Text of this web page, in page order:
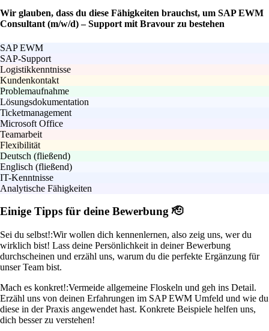
Wir glauben, dass du diese Fähigkeiten brauchst, um SAP EWM
Consultant (m/w/d) – Support mit Bravour zu bestehen
SAP EWM
SAP-Support
Logistikkenntnisse
Kundenkontakt
Problemaufnahme
Lösungsdokumentation
Ticketmanagement
Microsoft Office
Teamarbeit
Flexibilität
Deutsch (fließend)
Englisch (fließend)
IT-Kenntnisse
Analytische Fähigkeiten
Einige Tipps für deine Bewerbung 🫡
Sei du selbst!:Wir wollen dich kennenlernen, also zeig uns, wer du
wirklich bist! Lass deine Persönlichkeit in deiner Bewerbung
durchscheinen und erzähl uns, warum du die perfekte Ergänzung für
unser Team bist.
Mach es konkret!:Vermeide allgemeine Floskeln und geh ins Detail.
Erzähl uns von deinen Erfahrungen im SAP EWM Umfeld und wie du
diese in der Praxis angewendet hast. Konkrete Beispiele helfen uns,
dich besser zu verstehen!